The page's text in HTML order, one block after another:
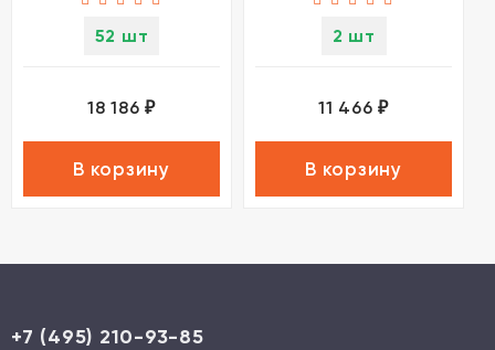
52 шт
18 186₽
В корзину
2 шт
11 466₽
В корзину
+7 (495) 210-93-85